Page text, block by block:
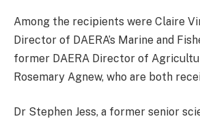
Among the recipients were Claire
Director of DAERA’s Marine and
former DAERA Director of
Rosemary Agnew, who are both
Dr Stephen Jess, a former senior